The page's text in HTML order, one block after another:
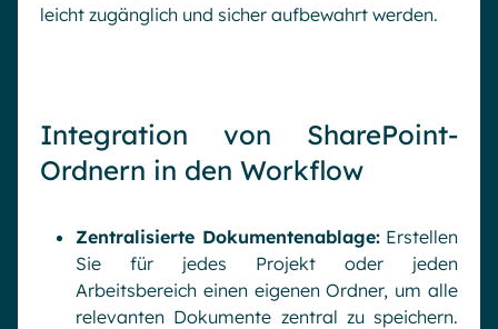
leicht zugänglich und sicher aufbewahrt werden.
Integration von SharePoint-
Ordnern in den Workflow
Zentralisierte Dokumentenablage:Erstellen
Sie für jedes Projekt oder jeden
Arbeitsbereich einen eigenen Ordner, um alle
relevanten Dokumente zentral zu speichern.